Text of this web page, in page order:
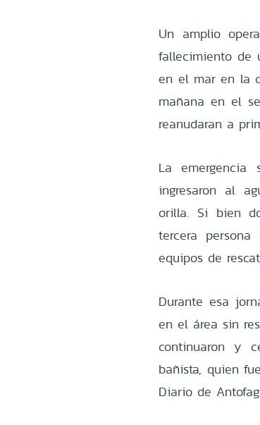
Un amplio
fallecimiento de
en el mar en la
mañana en el
reanudaran a
La
ingresaron al
orilla. Si bien
tercera
equipos de
Durante esa
en el área sin
continuaron y
bañista, quien
Diario de